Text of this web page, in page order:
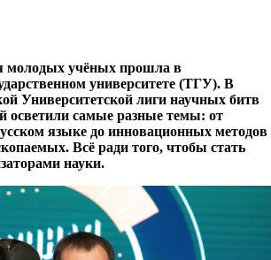
молодых учёных прошла в
университете (ТГУ). В
Университетской лиги научных битв
осветили самые разные темы: от
языке до инновационных методов
Всё ради того, чтобы стать
науки.